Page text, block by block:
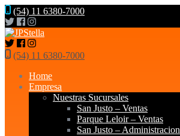
(54) 11 6380-7000
(54) 11 6380-7000
Home
Empresa
Nuestras Sucursales
San Justo – Ventas
Parque Leloir – Ventas
San Justo – Administracion